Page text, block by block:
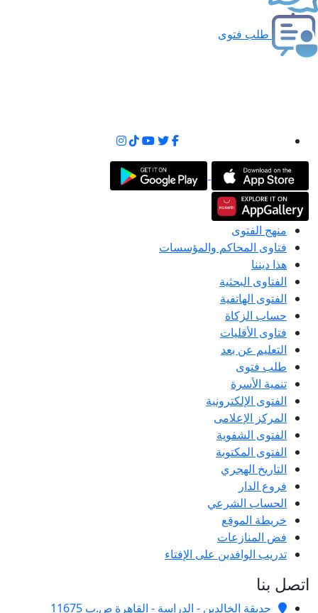
طلب فتوى
منهج الفتوى
فتاوى المحاكم والمؤسسات
هذا ديننا
الفتاوى البحثية
الفتوى الهاتفية
حساب الزكاة
فتاوى الأقليات
التعليم عن بعد
طلب فتوى
تنمية الأسرة
الفتوى الإلكترونية
المركز الإعلامى
الفتوى الشفوية
الفتوى المكتوبة
التاريخ الهجري
فروع الدار
الحساب الشرعي
خريطة الموقع
فض المنازعات
تدريب الوافدين على الإفتاء
اتصل بنا
حديقة الخالدين - الدراسة - القاهرة ص.ب 11675